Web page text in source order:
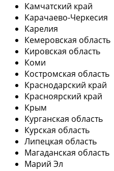
Камчатский край
Карачаево-Черкесия
Карелия
Кемеровская область
Кировская область
Коми
Костромская область
Краснодарский край
Красноярский край
Крым
Курганская область
Курская область
Липецкая область
Магаданская область
Марий Эл